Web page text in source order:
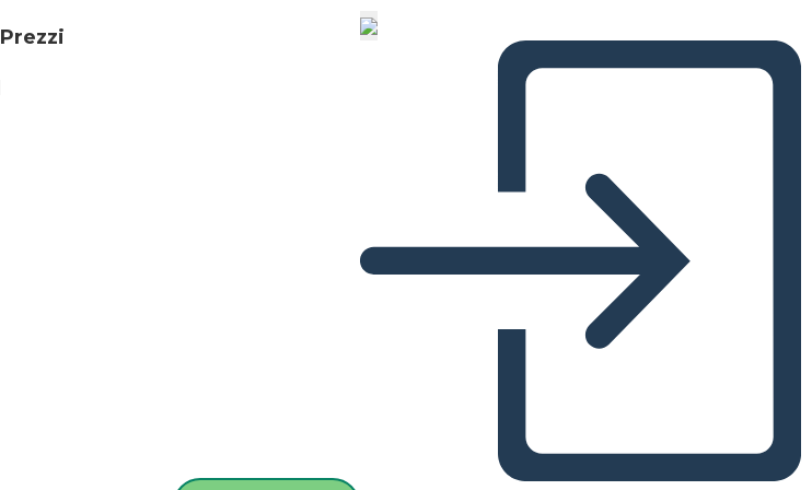
Prezzi